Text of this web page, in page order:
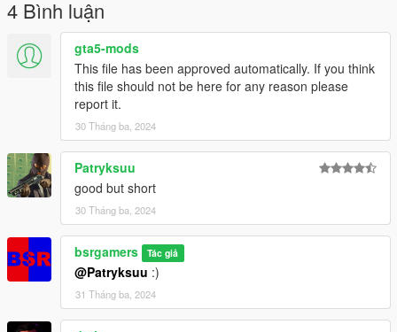
4 Bình luận
gta5-mods
This file has been approved automatically. If you think
this file should not be here for any reason please
report it.
30 Tháng ba, 2024
Patryksuu
good but short
30 Tháng ba, 2024
bsrgamers Tác giả
@Patryksuu :)
31 Tháng ba, 2024